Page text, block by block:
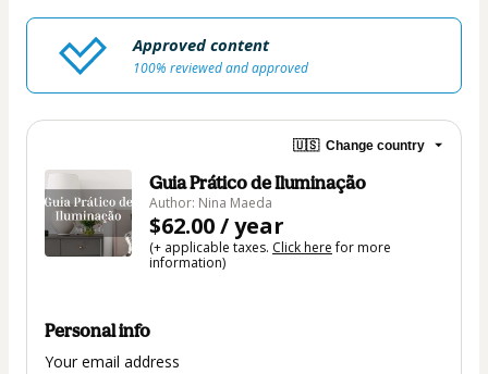
Approved content
100% reviewed and approved
🇺🇸 Change country
Guia Prático de Iluminação
Author: Nina Maeda
$62.00 / year
(+ applicable taxes. Click herefor more
information)
Personal info
Your email address